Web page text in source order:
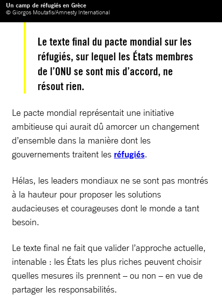
Un camp de réfugiés en Grèce
© Giorgos Moutafis/Amnesty International
Le texte final du pacte mondial sur les
réfugiés, sur lequel les États membres
de l’ONU se sont mis d’accord, ne
résout rien.
Le pacte mondial représentait une initiative
ambitieuse qui aurait dû amorcer un changement
d’ensemble dans la manière dont les
gouvernements traitent les réfugiés.
Hélas, les leaders mondiaux ne se sont pas montrés
à la hauteur pour proposer les solutions
audacieuses et courageuses dont le monde a tant
besoin.
Le texte final ne fait que valider l’approche actuelle,
intenable : les États les plus riches peuvent choisir
quelles mesures ils prennent – ou non – en vue de
partager les responsabilités.